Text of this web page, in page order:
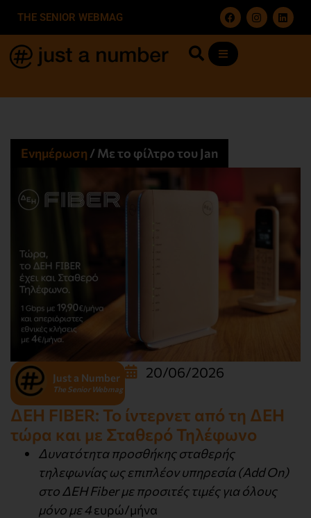
THE SENIOR WEBMAG
Ενημέρωση /Με το φίλτρο του Jan
Just a Number
The Senior Webmag
20/06/2026
ΔΕΗ FIBER: Το ίντερνετ από τη ΔΕΗ
τώρα και με Σταθερό Τηλέφωνο
Δυνατότητα προσθήκης σταθερής
τηλεφωνίας ως επιπλέον υπηρεσία (Add On)
στο ΔΕΗ Fiber με προσιτές τιμές για όλους
μόνο με 4ευρώ/μήνα